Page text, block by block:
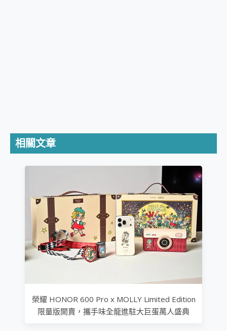
相關文章
榮耀 HONOR 600 Pro x MOLLY Limited Edition
限量版開賣，攜手味全龍進駐大巨蛋萬人盛典